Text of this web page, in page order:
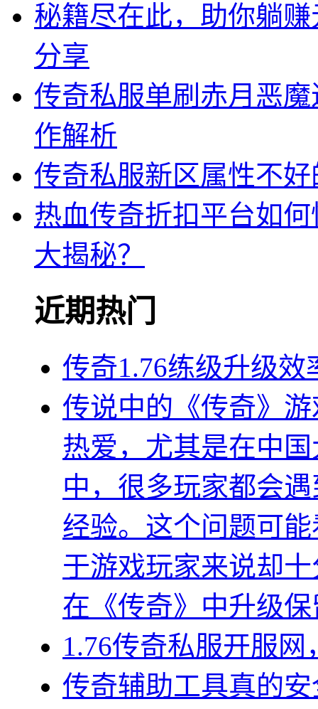
秘籍尽在此，助你躺
分享
传奇私服单刷赤月恶
作解析
传奇私服新区属性不
热血传奇折扣平台如
大揭秘？
近期热门
传奇1.76练级升级效
传说中的《传奇》
热爱，尤其是在中
中，很多玩家都会
经验。这个问题可
于游戏玩家来说却
在《传奇》中升级
1.76传奇私服开服网
传奇辅助工具真的